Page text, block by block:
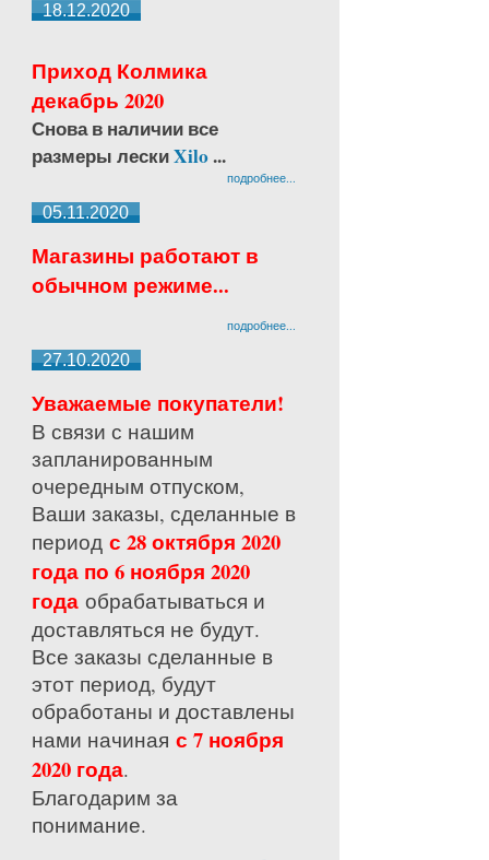
18.12.2020
Приход Колмика
декабрь 2020
Снова в наличии все
размеры лескиXilo...
подробнее...
05.11.2020
Магазины работают в
обычном режиме...
подробнее...
27.10.2020
Уважаемые покупатели!
В связи с нашим
запланированным
очередным отпуском,
Ваши заказы, сделанные в
период с 28 октября 2020
года по 6 ноября 2020
года обрабатываться и
доставляться не будут.
Все заказы сделанные в
этот период, будут
обработаны и доставлены
нами начиная с 7 ноября
2020 года.
Благодарим за
понимание.